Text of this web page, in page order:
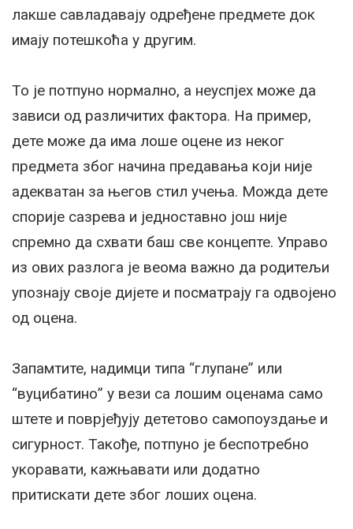
лакше савладавају одређене предмете док
имају потешкоћа у другим.
То је потпуно нормално, а неуспјех може да
зависи од различитих фактора. На пример,
дете може да има лоше оцене из неког
предмета због начина предавања који није
адекватан за његов стил учења. Можда дете
спорије сазрева и једноставно још није
спремно да схвати баш све концепте. Управо
из ових разлога је веома важно да родитељи
упознају своје дијете и посматрају га одвојено
од оцена.
Запамтите, надимци типа “глупане” или
“вуцибатино” у вези са лошим оценама само
штете и поврјеђују дететово самопоуздање и
сигурност. Такође, потпуно је беспотребно
укоравати, кажњавати или додатно
притискати дете због лоших оцена.